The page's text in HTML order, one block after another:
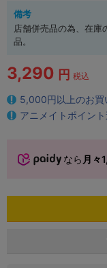
備考
店舗併売品の為、在
品。
3,290 円 税込
5,000円以上のお買
アニメイトポイン
なら 月々